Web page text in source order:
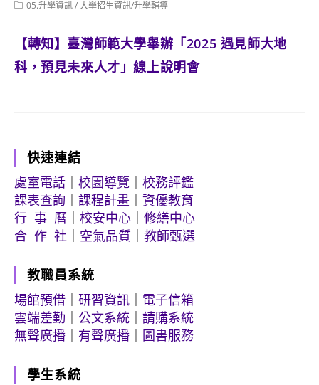
Post05.升學資訊/大學招生資訊/升學輔導
【轉知】臺灣師範大學舉辦「2025 遇見師大地
科，預見未來人才」線上說明會
快速連結
處室電話
校園導覽
校務評鑑
課表查詢
課程計畫
資優教育
行 事 曆
校安中心
修繕中心
合 作 社
空氣品質 教師甄選
教職員系統
場館預借
研習資訊
電子信箱
雲端差勤
公文系統
請購系統
無聲廣播
有聲廣播 圖書服務
學生系統